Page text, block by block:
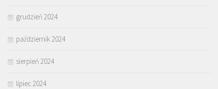
grudzień 2024
październik 2024
sierpień 2024
lipiec 2024